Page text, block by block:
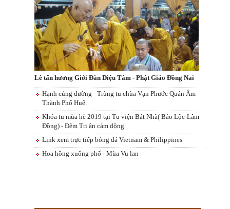
Lễ tấn hương Giới Đàn Diệu Tâm - Phật Giáo Đồng Nai
Hạnh cúng dường - Trùng tu chùa Vạn Phước Quán Âm -
Thành Phố Huế.
Khóa tu mùa hè 2019 tại Tu viện Bát Nhã( Bảo Lộc-Lâm
Đồng) - Đêm Tri ân cảm động.
Link xem trực tiếp bóng đá Vietnam & Philippines
Hoa hồng xuống phố - Mùa Vu lan